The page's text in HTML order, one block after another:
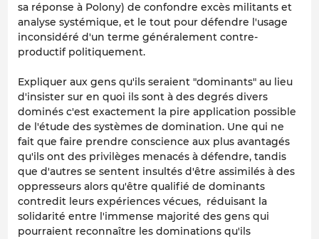
sa réponse à Polony) de confondre excès militants et
analyse systémique, et le tout pour défendre l'usage
inconsidéré d'un terme généralement contre-
productif politiquement.
Expliquer aux gens qu'ils seraient "dominants" au lieu
d'insister sur en quoi ils sont à des degrés divers
dominés c'est exactement la pire application possible
de l'étude des systèmes de domination. Une qui ne
fait que faire prendre conscience aux plus avantagés
qu'ils ont des privilèges menacés à défendre, tandis
que d'autres se sentent insultés d'être assimilés à des
oppresseurs alors qu'être qualifié de dominants
contredit leurs expériences vécues, réduisant la
solidarité entre l'immense majorité des gens qui
pourraient reconnaître les dominations qu'ils